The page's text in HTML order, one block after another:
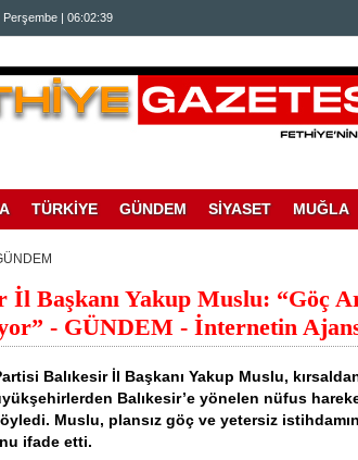
Perşembe | 06:02:39
TÜRKİYE GÜNDEM SİYASET MUĞLA
İl Başkanı Yakup Muslu: “Göç
- GÜNDEM - İnternetin
Balıkesir İl Başkanı Yakup Muslu,
Balıkesir’e yönelen nüfus
söyledi. Muslu, plansız göç ve yetersiz
ifade etti.